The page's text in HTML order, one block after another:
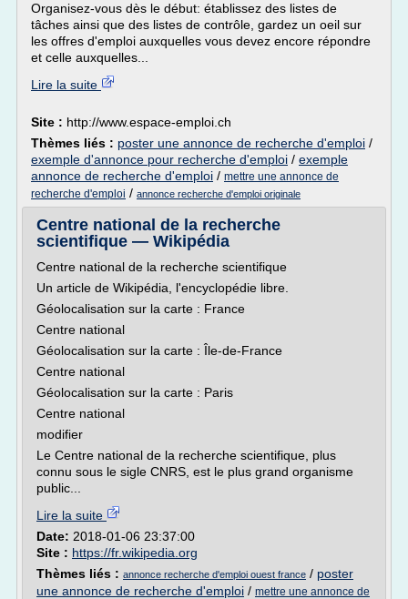
Organisez-vous dès le début: établissez des listes de
tâches ainsi que des listes de contrôle, gardez un oeil sur
les offres d'emploi auxquelles vous devez encore répondre
et celle auxquelles...
Lire la suite
Site : http://www.espace-emploi.ch
Thèmes liés : poster une annonce de recherche d'emploi /
exemple d'annonce pour recherche d'emploi / exemple
annonce de recherche d'emploi / mettre une annonce de
recherche d'emploi / annonce recherche d'emploi originale
Centre national de la recherche
scientifique — Wikipédia
Centre national de la recherche scientifique
Un article de Wikipédia, l'encyclopédie libre.
Géolocalisation sur la carte : France
Centre national
Géolocalisation sur la carte : Île-de-France
Centre national
Géolocalisation sur la carte : Paris
Centre national
modifier
Le Centre national de la recherche scientifique, plus
connu sous le sigle CNRS, est le plus grand organisme
public...
Lire la suite
Date: 2018-01-06 23:37:00
Site : https://fr.wikipedia.org
Thèmes liés : annonce recherche d'emploi ouest france / poster
une annonce de recherche d'emploi / mettre une annonce de